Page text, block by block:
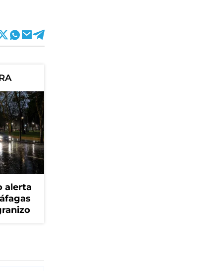
alerta